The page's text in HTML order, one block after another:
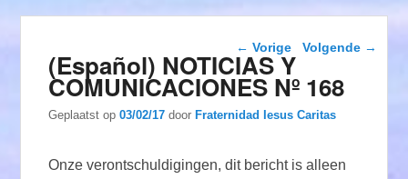
Berichtnavigatie
← Vorige Volgende →
(Español) NOTICIAS Y
COMUNICACIONES Nº 168
Geplaatst op03/02/17 doorFraternidad Iesus Caritas
Onze verontschuldigingen, dit bericht is alleen